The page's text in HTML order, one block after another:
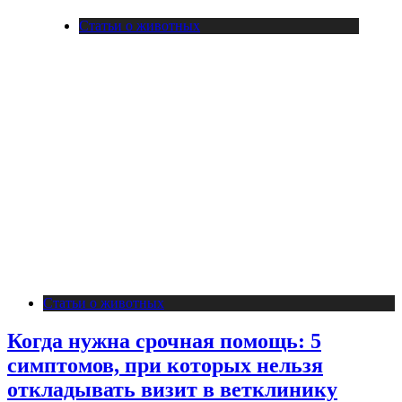
Статьи о животных
Статьи о животных
Когда нужна срочная помощь: 5
симптомов, при которых нельзя
откладывать визит в ветклинику